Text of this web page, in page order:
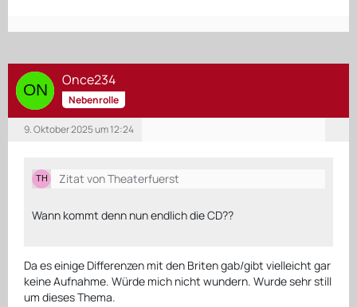
Once234
Nebenrolle
9. Oktober 2025 um 12:24
Zitat von Theaterfuerst
Wann kommt denn nun endlich die CD??
Da es einige Differenzen mit den Briten gab/gibt vielleicht gar
keine Aufnahme. Würde mich nicht wundern. Wurde sehr still
um dieses Thema.